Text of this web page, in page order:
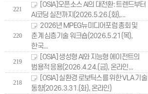
221
[OSIA]오픈소스 AI의 대전환: 트렌드부터
AI코딩 실전까지(2026.5.26.(화),...
220
2026년 MPEG뉴미디어포럼 총회 및
춘계 심층기술 워크숍(2026.5.21(목),
한국...
219
[OSIA] 생성형 AI와 지능형 에이전트의
범용적 응용(2026.4.24.(금), 온라인...
218
[OSIA] 실환경 로보틱스를 위한 VLA 기술
동향(2026.3.31.(화), 온라인)